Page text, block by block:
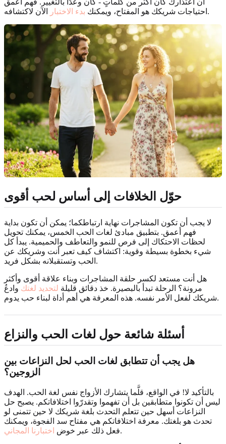
أن اعتذارك كان أكثر من كلماتٍ - كان وعدًا بالتغيير. فهم أعمق
احتياجات شريكك هو المفتاح، ويمكنك بدء الاختبار الآن لاكتشافه.
حوّل الخلافات إلى أساس لحب أقوى
لا يجب أن تكون المشاجرات نهاية ارتباطكما؛ يمكن أن تكون بداية
فهم أعمق. بتطبيق مبادئ لغات الحب الخمس، يمكنك تحويل
لحظات الاحتكاك إلى فرص للنمو والتعاطف والحميمية. يبدأ كل
شيء بخطوة بسيطة وقوية: اكتشاف كيف تعبر أنت وشريكك عن
الحب وتستقبلانه بشكل فريد.
هل أنت مستعد لكسر حلقة المشاجرات وبناء علاقة أقوى وأكثر
مرونة؟ الرحلة تبدأ بالبصيرة. خذ دقائق قليلة لتحديد لغتك وادعُ
شريكك لفعل الأمر نفسه. هذه المعرفة هي أهم أداة لبناء حب يدوم.
أسئلة شائعة حول لغات الحب والنزاع
هل يجب أن تتطابق لغات الحب لحل النزاعات بين
الزوجين؟
بالتأكيد لا! في الواقع، قلَّما يتشارك الأزواج نفس لغة الحب. الهدف
ليس أن تكونوا متطابقين بل أن تفهموا وتقدرّوا اختلافاتكم. يصبح حل
النزاعات أسهل حين تتعلم التحدث بلغة شريكك لا حين تتمنى لو
تحدث هو بلغتك. معرفة اختلافاتكم هي مفتاح سد الفجوة، ويمكنك
فعل ذلك عبر خوض اختبارنا المجاني .